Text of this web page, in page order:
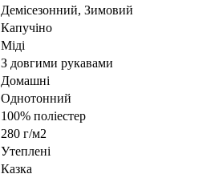
Демісезонний, Зимовий
Капучіно
Міді
З довгими рукавами
Домашні
Однотонний
100% поліестер
280 г/м2
Утеплені
Казка